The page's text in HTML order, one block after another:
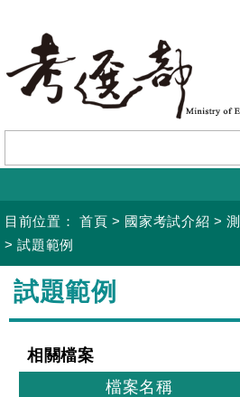
要
容
目前位置： 首頁 > 國家考試介紹 >
>試題範例
:::
試題範例
相關檔案
檔案名稱